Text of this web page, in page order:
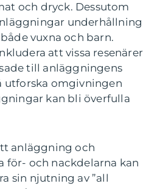
och dryck. Dessutom
underhållning
vuxna och barn.
att vissa resenärer
till anläggningens
utforska omgivningen
kan bli överfulla
anläggning och
för- och nackdelarna kan
sin njutning av ”all